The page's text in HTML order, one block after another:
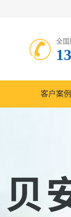
全国
客户案例